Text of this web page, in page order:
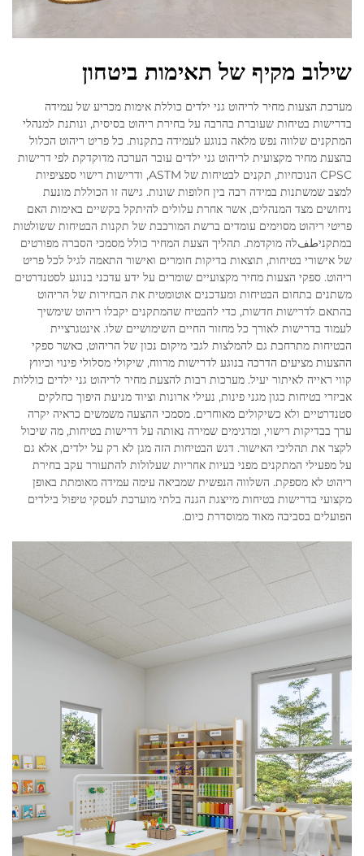
שילוב מקיף של תאימות ביטחון
מערכת הצעות מחיר לריהוט גני ילדים כוללת אימות מכריע של עמידה
בדרישות בטיחות שעוברת בהרבה על בחירת ריהוט בסיסית, ונותנת למנהלי
המתקנים שלווה נפש מלאה בנוגע לעמידה בתקנות. כל פריט ריהוט הכלול
בהצעת מחיר מקצועית לריהוט גני ילדים עובר הערכה מדוקדקת לפי דרישות
CPSC הנוכחיות, תקנים לבטיחות של ASTM, ודרישות רישוי ספציפיות
למצב שמשתנות במידה רבה בין חלופות שונות. גישה זו הכוללת מונעת
ניחושים מצד המנהלים, אשר אחרת עלולים להיתקל בקשיים באימות האם
פריטי ריהוט מסוימים עומדים ברשת המורכבת של תקנות הבטיחות ששולטות
במתקניطفלה מוקדמת. תהליך הצעת המחיר כולל מסמכי הסברה מפורטים
של אישורי בטיחות, תוצאות בדיקות חומרים ואישור התאמה לגיל לכל פריט
ריהוט. ספקי הצעות מחיר מקצועיים שומרים על ידע עדכני בנוגע לסטנדרטים
משתנים בתחום הבטיחות ומעדכנים אוטומטית את הבחירות של הריהוט
בהתאם לדרישות חדשות, כדי להבטיח שהמתקנים יקבלו ריהוט שימשיך
לעמוד בדרישות לאורך כל מחזור החיים השימושיים שלו. אינטגרציית
הבטיחות מתרחבת גם להמלצות לגבי מיקום נכון של הריהוט, כאשר ספקי
ההצעות מציעים הדרכה בנוגע לדרישות מרווח, שיקולי מסלולי פינוי וכיווץ
קווי ראייה לאיתור יעיל. מערכות רבות להצעת מחיר לריהוט גני ילדים כוללות
אביזרי בטיחות כגון מגני פינות, נעילי ארונות וציוד מניעת היפוך כחלקים
סטנדרטיים ולא כשיקולים מאוחרים. מסמכי ההצעה משמשים כראיה יקרה
ערך בבדיקות רישוי, ומדגימים שמירה נאותה על דרישות בטיחות, מה שיכול
לקצר את תהליכי האישור. דגש הבטיחות הזה מגן לא רק על ילדים, אלא גם
על מפעילי המתקנים מפני בעיות אחריות שעלולות להתעורר עקב בחירת
ריהוט לא מספקת. השלווה הנפשית שמביאה עימה עמידה מאומתת באופן
מקצועי בדרישות בטיחות מייצגת הגנה בלתי מוערכת לעסקי טיפול בילדים
הפועלים בסביבה מאוד ממוסדרת כיום.